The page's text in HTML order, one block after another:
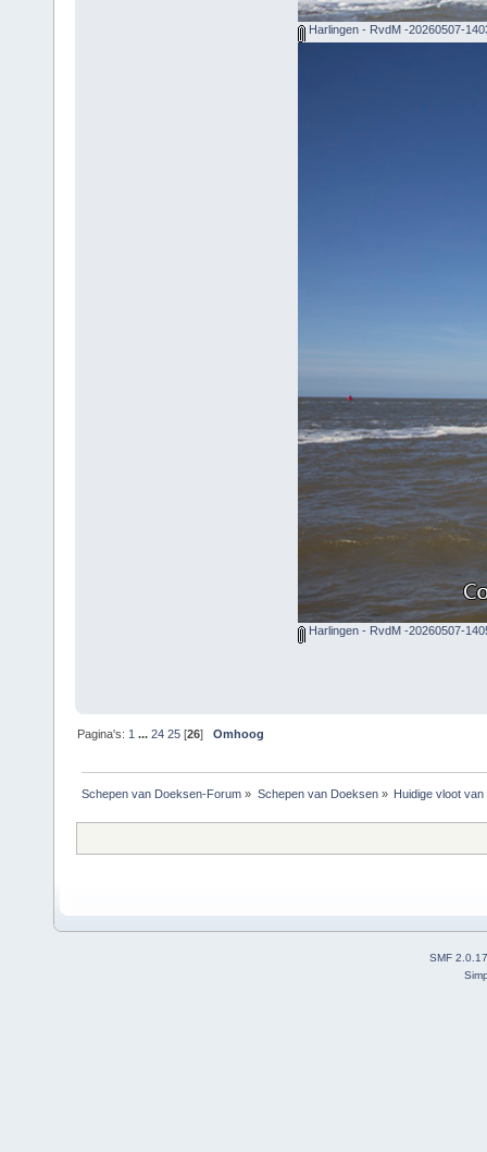
Harlingen - RvdM -20260507-
Harlingen - RvdM -20260507-
Pagina's: 1 ...24 25 [26]Omhoog
Schepen van Doeksen-Forum » Schepen van Doeksen» Huidige vloot
SMF 2.0.17